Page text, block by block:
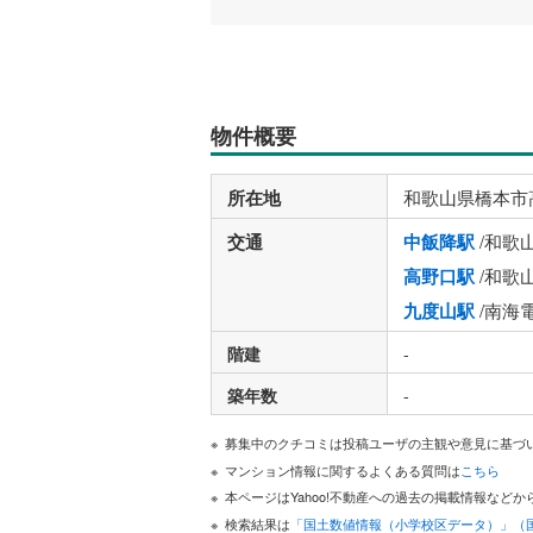
物件概要
所在地 和歌山県橋本
交通 中飯降駅/和歌
高野口駅/和歌
九度山駅/南海
階建
-
築年数
-
募集中のクチコミは投稿ユーザの主観や意見に基
マンション情報に関するよくある質問はこちら
本ページはYahoo!不動産への過去の掲載情報など
検索結果は 「国土数値情報（小学校区データ）」（